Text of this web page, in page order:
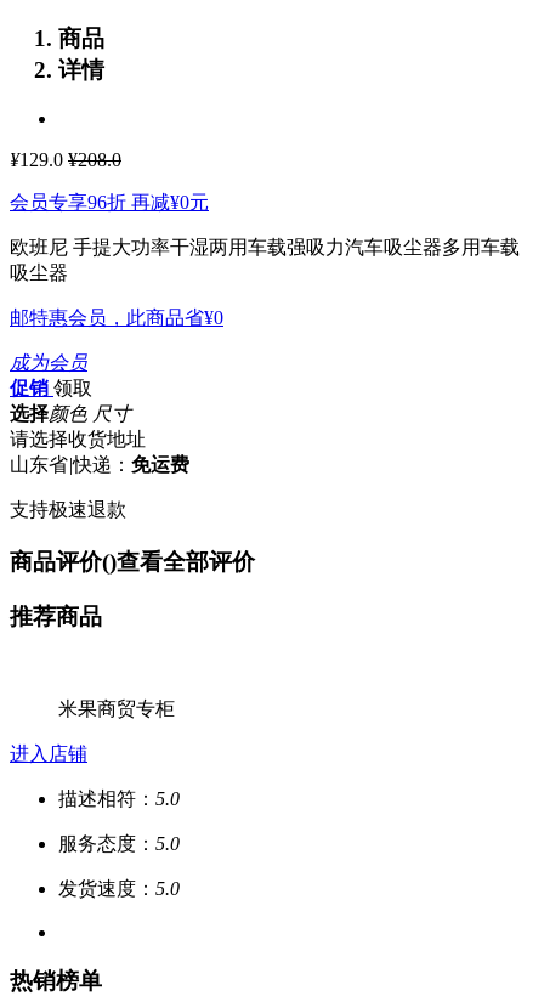
商品
详情
¥129.0 ¥208.0
会员专享96折 再减¥0元
欧班尼 手提大功率干湿两用车载强吸力汽车吸尘器多用车载
吸尘器
邮特惠会员，此商品省¥0
成为会员
促销 领取
选择颜色 尺寸
请选择收货地址
山东省|快递： 免运费
支持极速退款
商品评价()查看全部评价
推荐商品
米果商贸专柜
进入店铺
描述相符： 5.0
服务态度： 5.0
发货速度： 5.0
热销榜单